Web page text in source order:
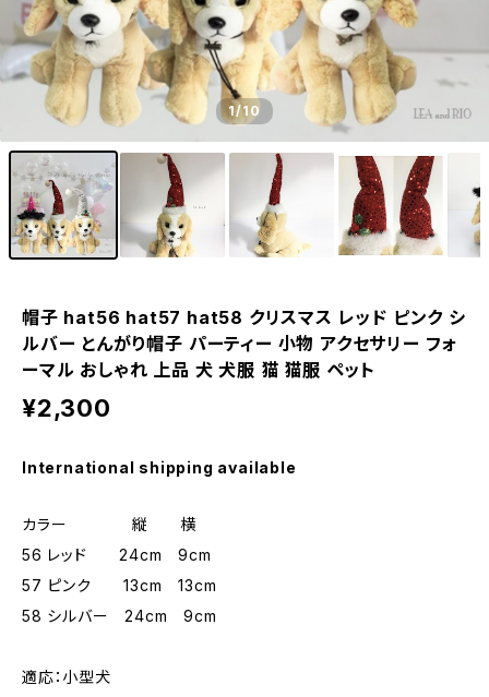
1/10
帽子 hat56 hat57 hat58 クリスマス レッド ピンク シ
ルバー とんがり帽子 パーティー 小物 アクセサリー フォ
ーマル おしゃれ 上品 犬 犬服 猫 猫服 ペット
¥2,300
International shipping available
カラー 縦 横
56 レッド 24cm 9cm
57 ピンク 13cm 13cm
58 シルバー 24cm 9cm
適応：小型犬